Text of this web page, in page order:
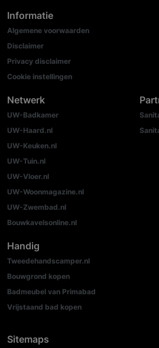
Informatie
Algemene voorwaarden
Disclaimer
Privacy disclaimer
Cookie instellingen
Netwerk
UW-Badkamer
UW-Haard.nl
UW-Keuken.nl
UW-Tuin.nl
UW-Vloer.nl
UW-Woonmagazine.nl
UW-Zwembad.nl
Bouwkavelsonline.nl
Handig
Tweedehandscamper.nl
Bouwgrond kopen
Badmeubel van Primabad
Vrijstaand bad kopen
Sitemaps